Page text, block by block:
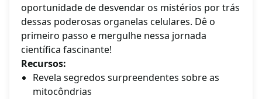
oportunidade de desvendar os mistérios por trás
dessas poderosas organelas celulares. Dê o
primeiro passo e mergulhe nessa jornada
científica fascinante!
Recursos:
Revela segredos surpreendentes sobre as
mitocôndrias